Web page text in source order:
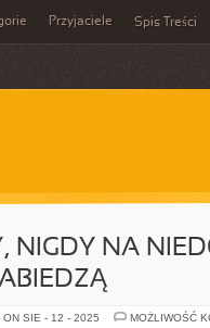
Przyjaciele Spis Treści
NIGDY NA
ON SIE - 12 - 2025
MOŻLIWOŚĆ